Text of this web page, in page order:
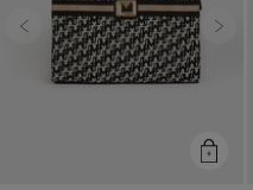
Previous Next